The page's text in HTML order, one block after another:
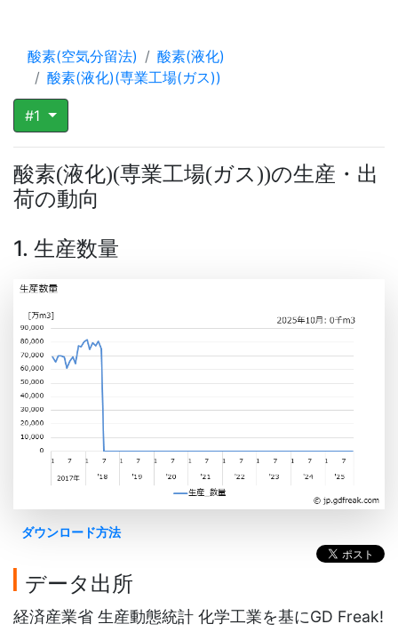
酸素(空気分留法)
酸素(液化)
酸素(液化)(専業工場(ガス))
#1
酸素(液化)(専業工場(ガス))の生産・出
荷の動向
1. 生産数量
ダウンロード方法
データ出所
経済産業省 生産動態統計 化学工業を基にGD Freak!